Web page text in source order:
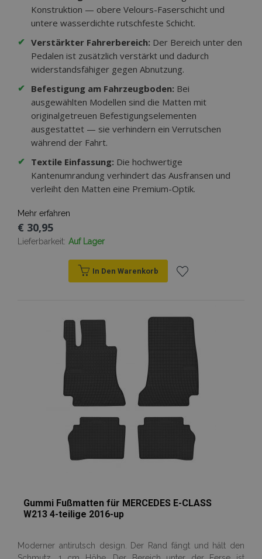
Konstruktion — obere Velours-Faserschicht und
untere wasserdichte rutschfeste Schicht.
✔ Verstärkter Fahrerbereich: Der Bereich unter den
Pedalen ist zusätzlich verstärkt und dadurch
widerstandsfähiger gegen Abnutzung.
✔ Befestigung am Fahrzeugboden: Bei
ausgewählten Modellen sind die Matten mit
originalgetreuen Befestigungselementen
ausgestattet — sie verhindern ein Verrutschen
während der Fahrt.
✔ Textile Einfassung: Die hochwertige
Kantenumrandung verhindert das Ausfransen und
verleiht den Matten eine Premium-Optik.
Mehr erfahren
€ 30,95
Lieferbarkeit: Auf Lager
In Den Warenkorb
Wunschliste
hinzufügen
Gummi Fußmatten für MERCEDES E-CLASS
W213 4-teilige 2016-up
Moderner antirutsch design. Der Rand fängt und hält den